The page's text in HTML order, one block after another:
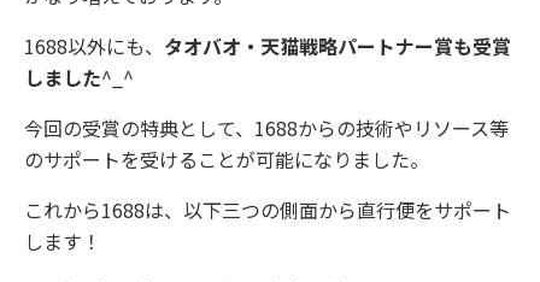
1688以外にも、 タオバオ・天猫戦略パートナー賞も受賞
しました^_^
今回の受賞の特典として、1688からの技術やリソース等
のサポートを受けることが可能になりました。
これから1688は、以下三つの側面から直行便をサポート
します！